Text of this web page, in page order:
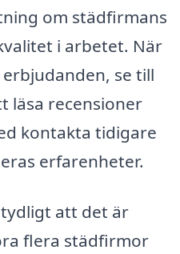
om städfirmans
i arbetet. När
se till
läsa recensioner
kontakta tidigare
erfarenheter.
att det är
flera städfirmor